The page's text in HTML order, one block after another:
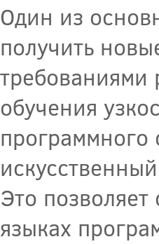
Один из
получить
требованиями
обучения
программного
Это
языках